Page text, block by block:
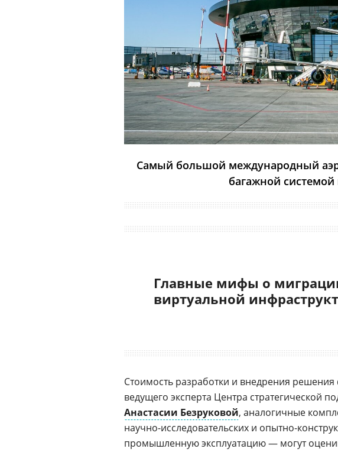
Самый большой международный
багажной
Главные мифы о
виртуальной
Стоимость разработки и внедрения
ведущего эксперта Центра стратегической
Анастасии Безруковой, аналогичные
научно-исследовательских и опытно-
промышленную эксплуатацию — могут